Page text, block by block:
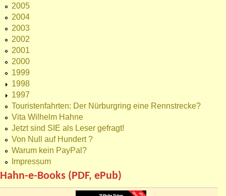
2005
2004
2003
2002
2001
2000
1999
1998
1997
Touristenfahrten: Der Nürburgring eine Rennstrecke?
Vita Wilhelm Hahne
Jetzt sind SIE als Leser gefragt!
Von Null auf Hundert ?
Warum kein PayPal?
Impressum
Hahn-e-Books (PDF, ePub)